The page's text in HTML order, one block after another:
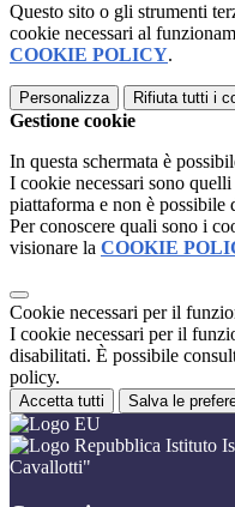
Questo sito o gli strumenti
cookie necessari al
COOKIE POLICY.
Personalizza Rifiuta tutti i
Gestione cookie
In questa schermata è
I cookie necessari sono
piattaforma e non è possibile
Per conoscere quali sono i
visionare la COOKIE
Cookie necessari per il
I cookie necessari per il
disabilitati. È possibile
policy.
Accetta tutti Salva le
Istituto
Cavallotti"